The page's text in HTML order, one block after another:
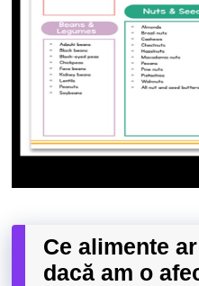
Ce alimente
dacă am o